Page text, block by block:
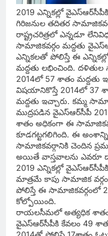
2019 ఎన్నికల్లో
గిరిజనుల తదితర
రాష్ట్రచరిత్రలో ఎన్నడూ
సామాజికవర్గం మద్దతు
ఎన్నికలతో పోలిస్తే ఈ
మద్దతు లభించింది.
2014లో 57 శాతం మద్దతు
విషయానికొస్తే 2014లో 37
మద్దతు ఇచ్చారు. కమ్మ
ముద్రపడిన వైఎస్‌ఆర్‌సీపీ
శాతం అధికంగా ఈ
కూడగట్టగలిగింది. ఈ
సామాజికవర్గానికి చెందిన
అయితే వాస్తవాలను ఎవరూ
2019 ఎన్నికల్లో
మాత్రమే కాపు సామాజిక వర్గం
పోలిస్తే ఈ సామాజికవర్గంలో
కోల్పోయింది.
రాయలసీమలో అత్యధిక శాతం
వైఎస్‌ఆర్‌సీపీకి కేవలం 49